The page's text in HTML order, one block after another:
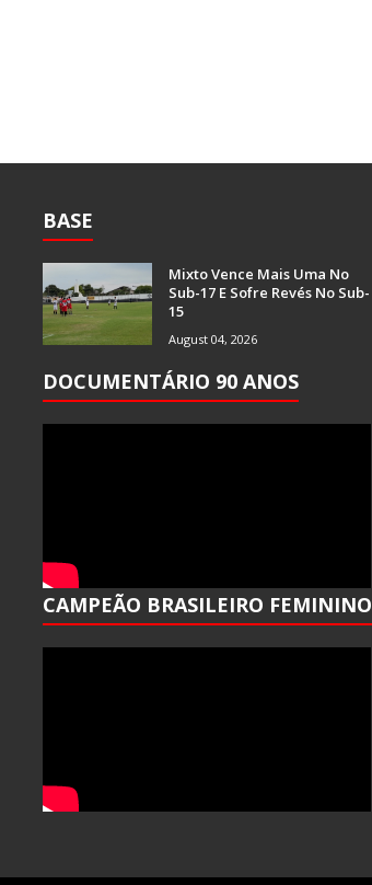
BASE
Mixto Vence Mais Uma No
Sub-17 E Sofre Revés No Sub-
15
August 04, 2026
DOCUMENTÁRIO 90 ANOS
CAMPEÃO BRASILEIRO FEMININO